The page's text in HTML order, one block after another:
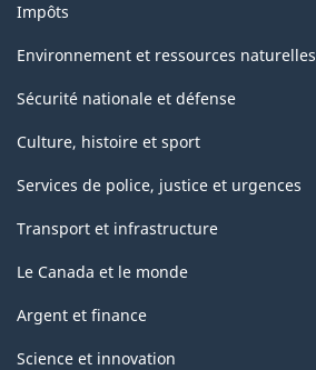
Impôts
Environnement et ressources naturelles
Sécurité nationale et défense
Culture, histoire et sport
Services de police, justice et urgences
Transport et infrastructure
Le Canada et le monde
Argent et finance
Science et innovation